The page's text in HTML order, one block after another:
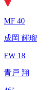
MF 40
成岡 輝瑠
FW 18
青戸 翔